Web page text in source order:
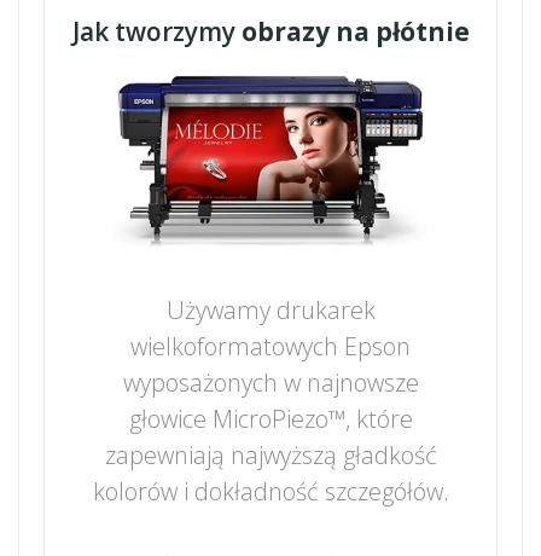
Jak tworzymyobrazy na płótnie
Używamy drukarek
wielkoformatowych Epson
wyposażonych w najnowsze
głowice MicroPiezo™, które
zapewniają najwyższą gładkość
kolorów i dokładność szczegółów.